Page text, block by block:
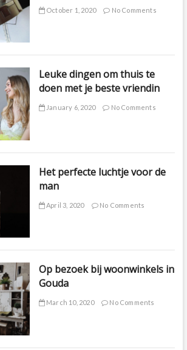
October 1, 2020 No Comments
Leuke dingen om thuis te
doen met je beste vriendin
January 6, 2020 No Comments
Het perfecte luchtje voor de
man
April 3, 2020 No Comments
Op bezoek bij woonwinkels in
Gouda
March 10, 2020 No Comments